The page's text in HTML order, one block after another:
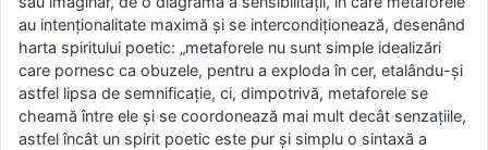
au intenţionalitate maximă şi se intercondiţionează, desenând
harta spiritului poetic: „metaforele nu sunt simple idealizări
care pornesc ca obuzele, pentru a exploda în cer, etalându-şi
astfel lipsa de semnificaţie, ci, dimpotrivă, metaforele se
cheamă între ele şi se coordonează mai mult decât senzaţiile,
astfel încât un spirit poetic este pur şi simplu o sintaxă a